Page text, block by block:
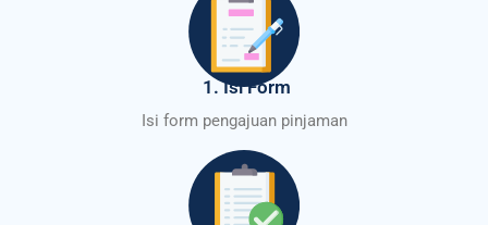
1. Isi Form
Isi form pengajuan pinjaman